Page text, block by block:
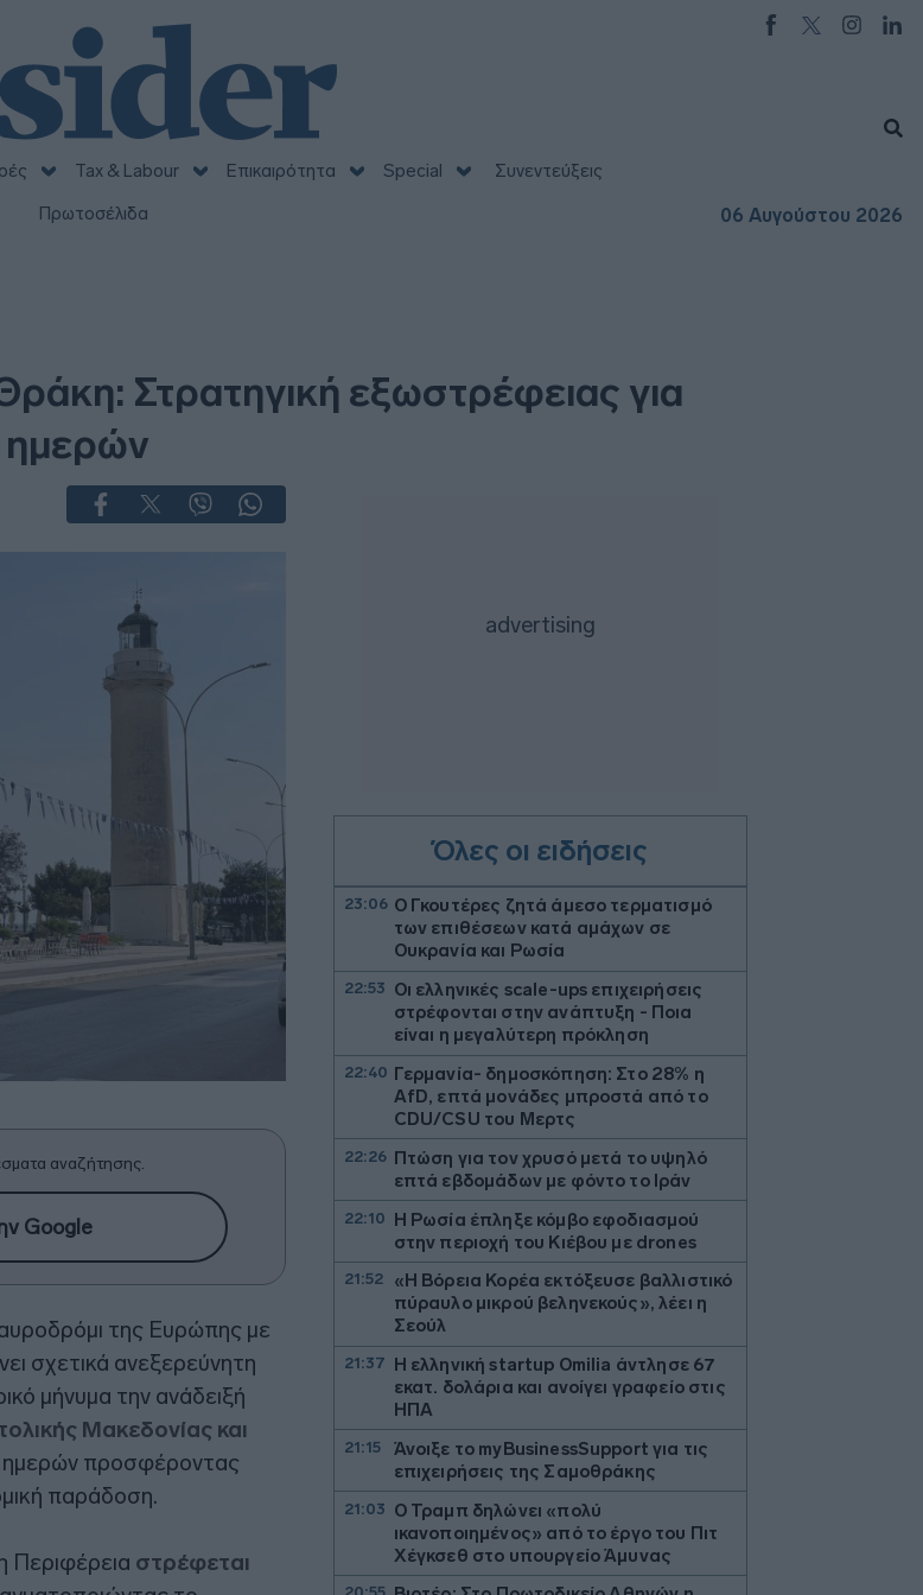
Tax & Labour Επικαιρότητα Special
Συνεντεύξεις
Πρωτοσέλιδα
06 Αυγούστου 2026
Στρατηγική εξωστρέφειας για
αναζήτησης.
Google
της Ευρώπης με
σχετικά ανεξερεύνητη
μήνυμα την ανάδειξή
Μακεδονίας και
προσφέροντας
παράδοση.
Περιφέρεια στρέφεται
Όλες οι ειδήσεις
23:06 Ο Γκουτέρες ζητά άμεσο τερματισμό
των επιθέσεων κατά αμάχων σε
Ουκρανία και Ρωσία
22:53 Οι ελληνικές scale-ups επιχειρήσεις
στρέφονται στην ανάπτυξη - Ποια
είναι η μεγαλύτερη πρόκληση
22:40 Γερμανία- δημοσκόπηση: Στο 28% η
AfD, επτά μονάδες μπροστά από το
CDU/CSU του Μερτς
22:26 Πτώση για τον χρυσό μετά το υψηλό
επτά εβδομάδων με φόντο το Ιράν
22:10 Η Ρωσία έπληξε κόμβο εφοδιασμού
στην περιοχή του Κιέβου με drones
21:52
«Η Βόρεια Κορέα εκτόξευσε βαλλιστικό
πύραυλο μικρού βεληνεκούς», λέει η
Σεούλ
21:37 Η ελληνική startup Omilia άντλησε 67
εκατ. δολάρια και ανοίγει γραφείο στις
ΗΠΑ
21:15
Άνοιξε το myBusinessSupport για τις
επιχειρήσεις της Σαμοθράκης
21:03 Ο Τραμπ δηλώνει «πολύ
ικανοποιημένος» από το έργο του Πιτ
Χέγκσεθ στο υπουργείο Άμυνας